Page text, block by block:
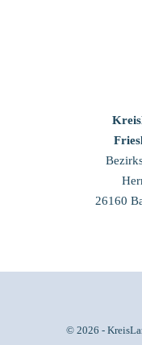
26160
© 2026 -